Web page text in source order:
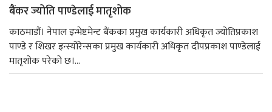
बैंकर ज्योति पाण्डेलाई मातृशोक
काठमाडौं। नेपाल इन्भेष्टमेन्ट बैंकका प्रमुख कार्यकारी अधिकृत ज्योतिप्रकाश
पाण्डे र शिखर इन्स्योरेन्सका प्रमुख कार्यकारी अधिकृत दीपप्रकाश पाण्डेलाई
मातृशोक परेको छ।...